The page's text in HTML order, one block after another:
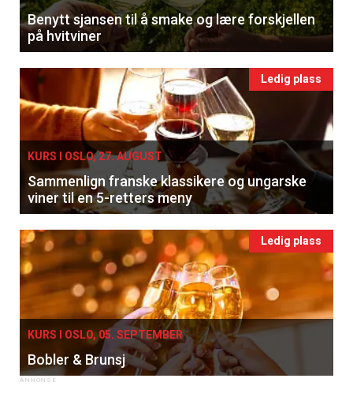
Benytt sjansen til å smake og lære forskjellen
på hvitviner
Ledig plass
KURS I OSLO, 27. AUGUST
Sammenlign franske klassikere og ungarske
viner til en 5-retters meny
Ledig plass
KURS I OSLO, 05. SEPTEMBER
Bobler & Brunsj